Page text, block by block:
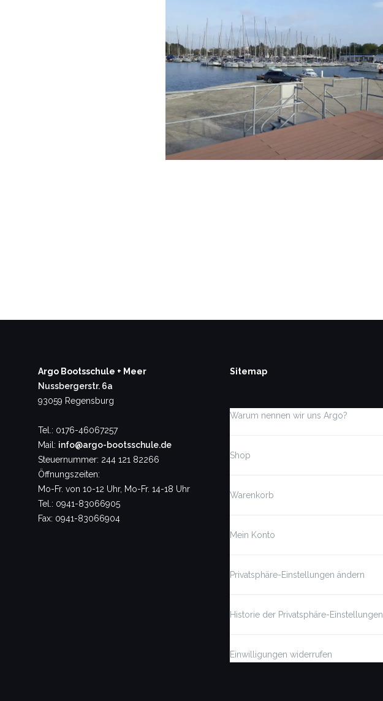
Argo Bootsschule + Meer
Nussbergerstr. 6a
93059 Regensburg
Tel.: 0176-46067257
Mail: info@argo-bootsschule.de
Steuernummer: 244 121 82266
Öffnungszeiten:
Mo-Fr. von 10-12 Uhr, Mo-Fr. 14-18 Uhr
Tel.: 0941-83066905
Fax: 0941-83066904
Sitemap
Warum nennen wir uns Argo?
Shop
Warenkorb
Mein Konto
Privatsphäre-Einstellungen ändern
Historie der Privatsphäre-Einstellungen
Einwilligungen widerrufen